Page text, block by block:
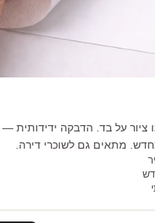
ציור על בד. הדבקה ידידותית —
מתאים גם לשוכרי דירה.